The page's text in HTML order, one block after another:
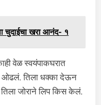
चुदाईचा खरा आनंद- १
वेळ स्वयंपाकघरात
ओढलं. तिला धक्का देऊन
जोराने लिप किस केलं.